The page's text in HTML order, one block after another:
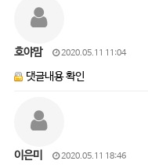
호야맘 2020.05.11 11:04
댓글내용 확인
이은미 2020.05.11 18:46